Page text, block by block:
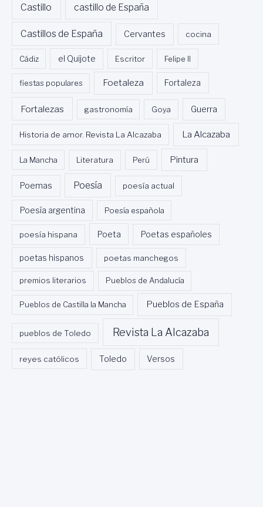
Castillo castillo de España
Castillos de España Cervantes cocina
Cádiz el Quijote Escritor Felipe II
fiestas populares Foetaleza Fortaleza
Fortalezas gastronomía Goya Guerra
Historia de amor. Revista La Alcazaba La Alcazaba
La Mancha Literatura Perú Pintura
Poemas Poesía poesía actual
Poesía argentina Poesía española
poesía hispana Poeta Poetas españoles
poetas hispanos poetas manchegos
premios literarios Pueblos de Andalucía
Pueblos de Castilla la Mancha Pueblos de España
pueblos de Toledo Revista La Alcazaba
reyes católicos Toledo Versos